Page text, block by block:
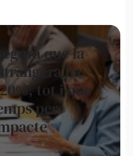
que la
ha
tot i que
per